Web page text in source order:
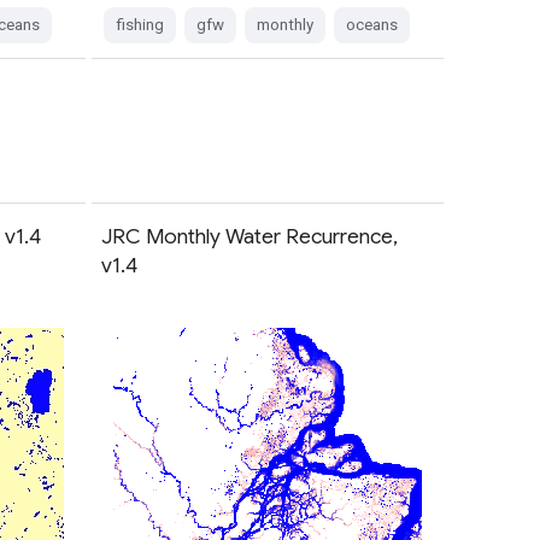
fishing gfw monthly oceans
JRC Monthly Water Recurrence,
v1.4